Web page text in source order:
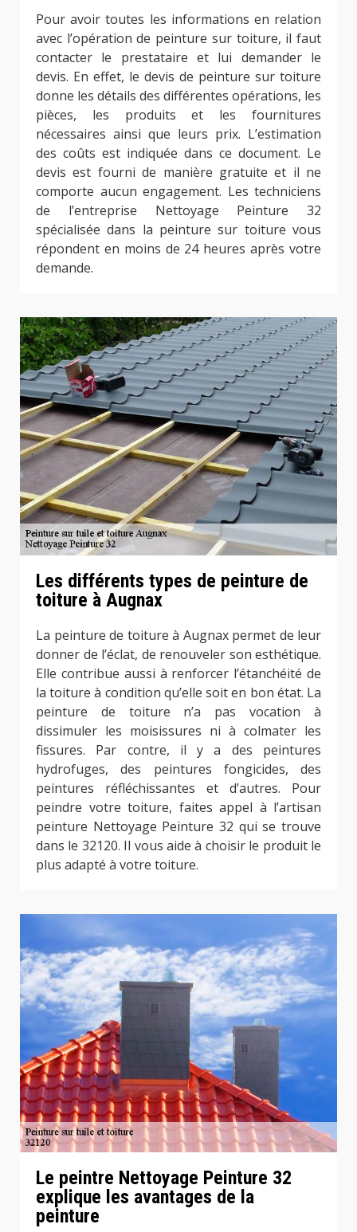
Pour avoir toutes les informations en relation
avec l’opération de peinture sur toiture, il faut
contacter le prestataire et lui demander le
devis. En effet, le devis de peinture sur toiture
donne les détails des différentes opérations, les
pièces, les produits et les fournitures
nécessaires ainsi que leurs prix. L’estimation
des coûts est indiquée dans ce document. Le
devis est fourni de manière gratuite et il ne
comporte aucun engagement. Les techniciens
de l’entreprise Nettoyage Peinture 32
spécialisée dans la peinture sur toiture vous
répondent en moins de 24 heures après votre
demande.
Les différents types de peinture de
toiture à Augnax
La peinture de toiture à Augnax permet de leur
donner de l’éclat, de renouveler son esthétique.
Elle contribue aussi à renforcer l’étanchéité de
la toiture à condition qu’elle soit en bon état. La
peinture de toiture n’a pas vocation à
dissimuler les moisissures ni à colmater les
fissures. Par contre, il y a des peintures
hydrofuges, des peintures fongicides, des
peintures réfléchissantes et d’autres. Pour
peindre votre toiture, faites appel à l’artisan
peinture Nettoyage Peinture 32 qui se trouve
dans le 32120. Il vous aide à choisir le produit le
plus adapté à votre toiture.
Le peintre Nettoyage Peinture 32
explique les avantages de la
peinture